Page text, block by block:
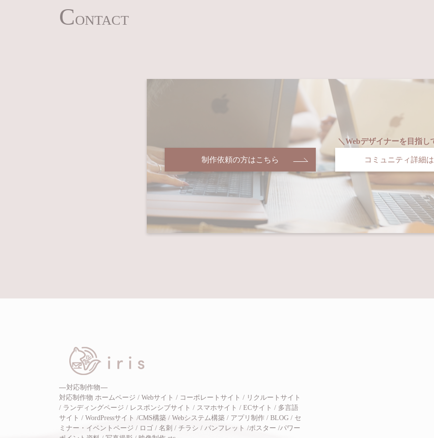
CONTACT
制作依頼の方はこちら コミュニティ詳細
対応制作物
対応制作物 ホームページ / Webサイト / コーポレートサイト / リクルートサイト
/ ランディングページ / レスポンシブサイト / スマホサイト / ECサイト / 多言語
サイト / WordPressサイト /CMS構築 / Webシステム構築 / アプリ制作 / BLOG / セ
ミナー・イベントページ / ロゴ / 名刺 / チラシ / パンフレット /ポスター /パワー